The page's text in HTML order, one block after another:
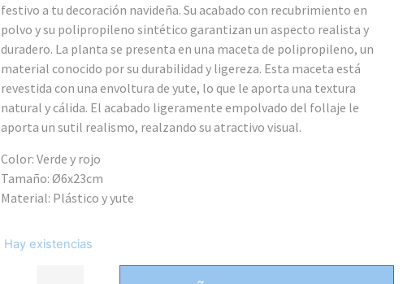
festivo a tu decoración navideña. Su acabado con recubrimiento en
polvo y su polipropileno sintético garantizan un aspecto realista y
duradero. La planta se presenta en una maceta de polipropileno, un
material conocido por su durabilidad y ligereza. Esta maceta está
revestida con una envoltura de yute, lo que le aporta una textura
natural y cálida. El acabado ligeramente empolvado del follaje le
aporta un sutil realismo, realzando su atractivo visual.
Color: Verde y rojo
Tamaño: Ø6x23cm
Material: Plástico y yute
Hay existencias